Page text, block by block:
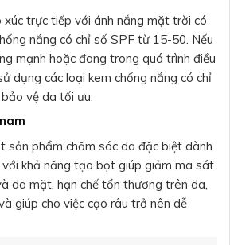
xúc trực tiếp với ánh nắng mặt trời có
nắng có chỉ số SPF từ 15-50. Nếu
mạnh hoặc đang trong quá trình điều
dụng các loại kem chống nắng có chỉ
vệ da tối ưu.
sản phẩm chăm sóc da đặc biệt dành
với khả năng tạo bọt giúp giảm ma sát
da mặt, hạn chế tổn thương trên da,
giúp cho việc cạo râu trở nên dễ